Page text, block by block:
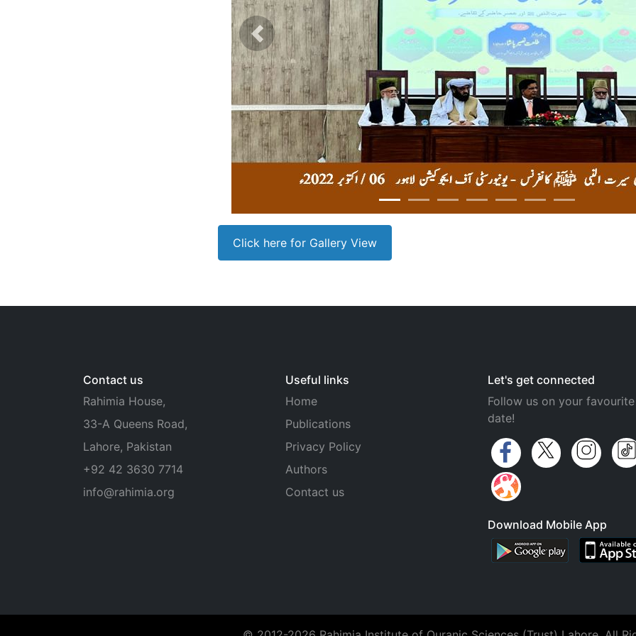
Previous
Click here for Gallery View
Contact us
Rahimia House,
33-A Queens Road,
Lahore, Pakistan
+92 42 3630 7714
info@rahimia.org
Useful links
Home
Publications
Privacy Policy
Authors
Contact us
Let's get connected
Follow us on your
date!
Download Mobile App